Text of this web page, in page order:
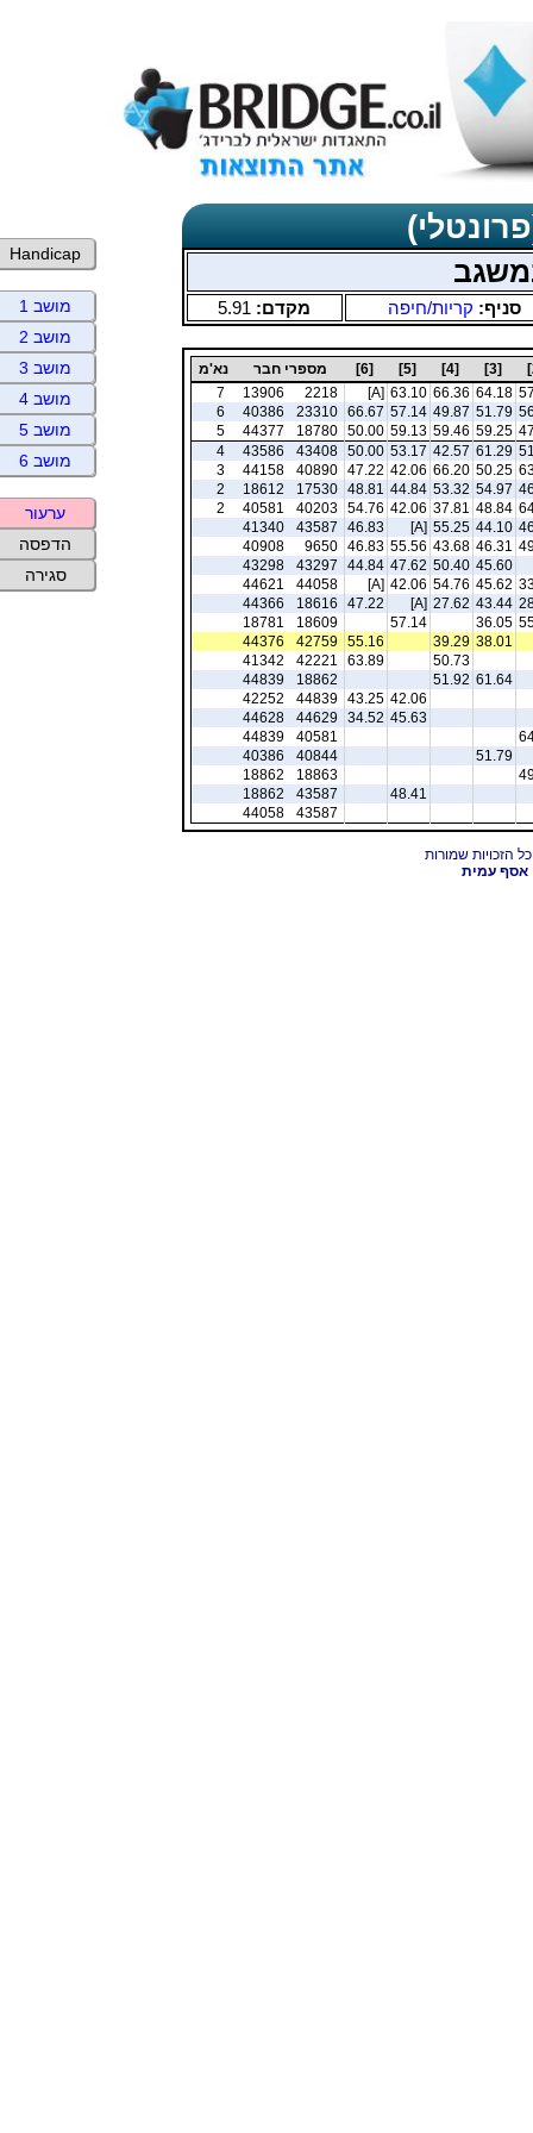
סניף: קריות/חיפה מקדם: 5.91
[3]
[4]
[5]
[6] מספרי חבר
נא'מ
64.18
66.36
63.10
[A]
2218
13906
7
51.79
49.87
57.14
66.67
23310
40386
6
59.25
59.46
59.13
50.00
18780
44377
5
61.29
42.57
53.17
50.00
43408
43586
4
50.25
66.20
42.06
47.22
40890
44158
3
54.97
53.32
44.84
48.81
17530
18612
2
48.84
37.81
42.06
54.76
40203
40581
2
44.10
55.25
[A]
46.83
43587
41340
46.31
43.68
55.56
46.83
9650
40908
45.60
50.40
47.62
44.84
43297
43298
45.62
54.76
42.06
[A]
44058
44621
43.44
27.62
[A]
47.22
18616
44366
36.05
57.14
18609
18781
38.01
39.29
55.16
42759
44376
50.73
63.89
42221
41342
61.64
51.92
18862
44839
42.06
43.25
44839
42252
45.63
34.52
44629
44628
40581
44839
51.79
40844
40386
18863
18862
48.41
43587
18862
43587
44058
אסף עמית
Handicap
מושב 1
מושב 2
מושב 3
מושב 4
מושב 5
מושב 6
ערעור
הדפסה
סגירה